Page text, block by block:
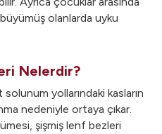
olanlarda uyku
Nelerdir?
yollarındaki kasların
nedeniyle ortaya çıkar.
şişmiş lenf bezleri